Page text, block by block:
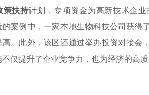
策扶持计划，专项资金为高新技术企
案例中，一家本地生物科技公司获得
高。此外，该区还通过举办投资对接
仅提升了企业竞争力，也为经济的高质